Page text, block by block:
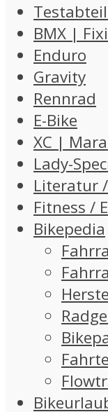
BMX |
Enduro
Gravity
Rennrad
E-Bike
XC |
Lady-
Literatur
Fitness /
Bikepedia